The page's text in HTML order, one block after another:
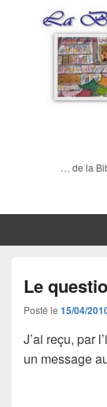
… de la
Le
Posté le 15/04/
J’ai reçu, par
un message